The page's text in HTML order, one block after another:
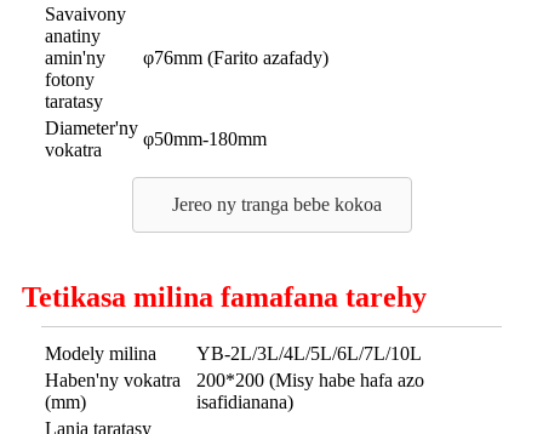
Savaivony
anatiny
amin'ny
fotony
taratasy
φ76mm (Farito azafady)
Diameter'ny
vokatra
φ50mm-180mm
Jereo ny tranga bebe kokoa
Tetikasa milina famafana tarehy
Modely milina
YB-2L/3L/4L/5L/6L/7L/10L
Haben'ny vokatra
(mm)
200*200 (Misy habe hafa azo
isafidianana)
Lanja taratasy